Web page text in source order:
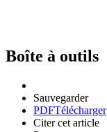
Boîte à outils
Sauvegarder
PDFTélécharger
Citer cet article